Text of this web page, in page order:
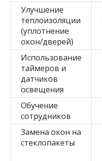
Улучшение
теплоизоляции
(уплотнение
окон/дверей)
Использование
таймеров и
датчиков
освещения
Обучение
сотрудников
Замена окон на
стеклопакеты